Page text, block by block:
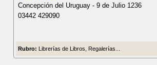
Concepción del Uruguay - 9 de Julio 1236
03442 429090
Rubro: Librerías de Libros, Regalerías...